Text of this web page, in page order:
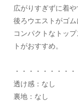
広がりすぎずに着や
後ろウエストがゴム
コンパクトなトッ
トがおすすめ。
・・・・・・・・
透け感：なし
裏地：なし